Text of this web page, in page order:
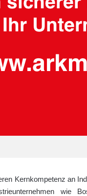
Kernkompetenz an
wie